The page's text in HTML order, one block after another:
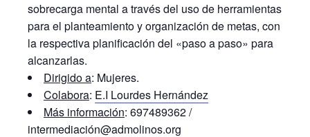
sobrecarga mental a través del uso de herramientas
para el planteamiento y organización de metas, con
la respectiva planificación del «paso a paso» para
alcanzarlas.
Dirigido a: Mujeres.
Colabora: E.I Lourdes Hernández
Más información: 697489362 /
intermediación@admolinos.org